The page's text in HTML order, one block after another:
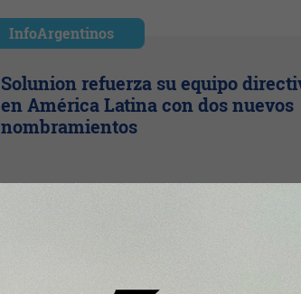
InfoArgentinos
Solunion refuerza su equipo
en América Latina con dos nuevos
nombramientos